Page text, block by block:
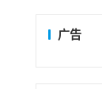
广告